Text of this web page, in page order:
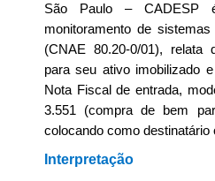
São Paulo – CADESP
monitoramento de
(CNAE 80.20-0/01), relata
para seu ativo imobilizado
Nota Fiscal de entrada,
3.551 (compra de bem
colocando como destinatário
Interpretação